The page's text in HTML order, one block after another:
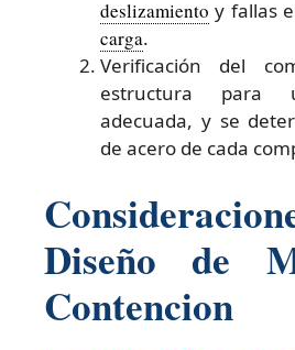
deslizamiento y fallas
carga.
Verificación del
estructura para
adecuada, y se
de acero de cada
Diseño de
Contencion